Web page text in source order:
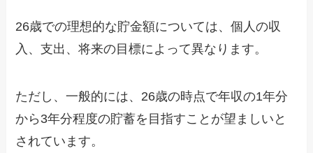
26歳での理想的な貯金額については、個人の収
入、支出、将来の目標によって異なります。
ただし、一般的には、26歳の時点で年収の1年分
から3年分程度の貯蓄を目指すことが望ましいと
されています。